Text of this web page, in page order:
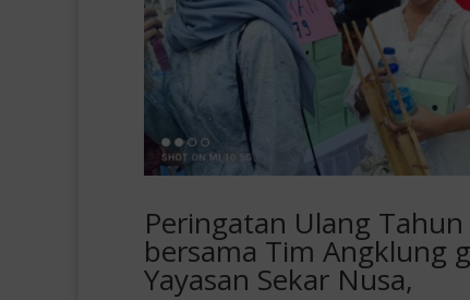
Peringatan Ulang
bersama Tim Angklung
Yayasan Sekar Nusa,